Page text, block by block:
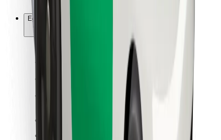
Bolt for Business
Egyéb
Biztonság
Pár perc alatt ott vagyunk érted!
Bolt alkalmazás letöltése